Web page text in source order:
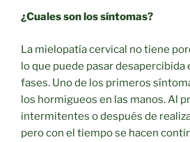
¿Cuales son los síntomas?
La mielopatía cervical no tiene
lo que puede pasar desapercibida
fases. Uno de los primeros
los hormigueos en las manos. Al
intermitentes o después de
pero con el tiempo se hacen